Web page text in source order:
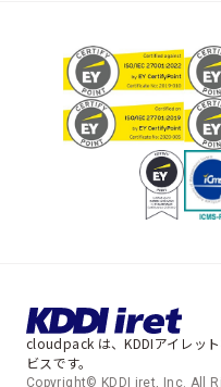
cloudpack は、KDDIアイレッ
ビスです。
Copyright© KDDI iret, Inc. All